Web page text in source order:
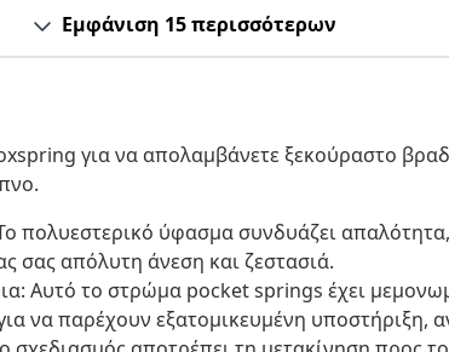
Εμφάνιση 15 περισσότερων
για να απολαμβάνετε ξεκούραστο
πολυεστερικό ύφασμα συνδυάζει
σας απόλυτη άνεση και ζεστασιά.
Αυτό το στρώμα pocket springs έχει
να παρέχουν εξατομικευμένη υποστήριξη,